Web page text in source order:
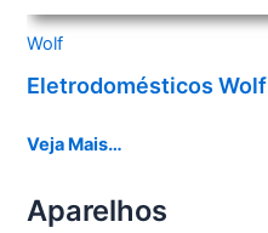
Wolf
Eletrodomésticos Wolf
Veja Mais…
Aparelhos